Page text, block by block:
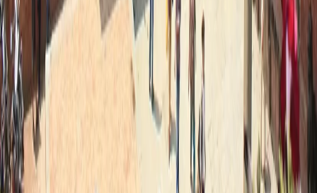
신발끈스토리
99 different holidays
슈캐스트
세계여행정보
여행공식
체력지수와 서비스레벨
가이드 운영 안내
여행지
스타일
신발끈 정보